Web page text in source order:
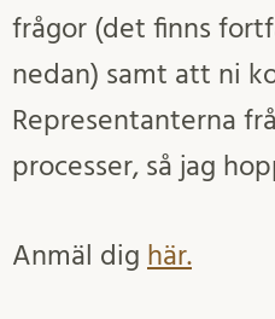
frågor (det finns
nedan) samt att ni
Representanterna
processer, så jag
Anmäl dig här.